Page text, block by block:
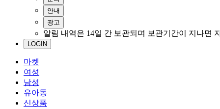
안내
광고
알림 내역은 14일 간 보관되며 보관기간이 지나면
LOGIN
마켓
여성
남성
유아동
신상품